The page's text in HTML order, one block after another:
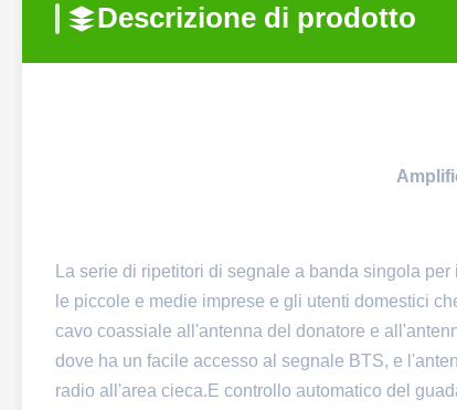
Descrizione di prodotto
La serie di ripetitori di segnale a banda singola
le piccole e medie imprese e gli utenti domestici
cavo coassiale all'antenna del donatore e
dove ha un facile accesso al segnale BTS, e
radio all'area cieca.E controllo automatico del